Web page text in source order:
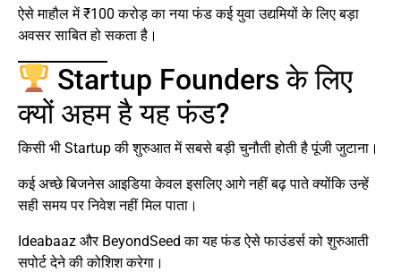
ऐसे माहौल में ₹100 करोड़ का नया फंड कई युवा उद्यमियों के लिए बड़ा
अवसर साबित हो सकता है।
Startup Founders के लिए
क्यों अहम है यह फंड?
किसी भी Startup की शुरुआत में सबसे बड़ी चुनौती होती है पूंजी जुटाना।
कई अच्छे बिजनेस आइडिया केवल इसलिए आगे नहीं बढ़ पाते क्योंकि उन्हें
सही समय पर निवेश नहीं मिल पाता।
Ideabaaz और BeyondSeed का यह फंड ऐसे फाउंडर्स को शुरुआती
सपोर्ट देने की कोशिश करेगा।